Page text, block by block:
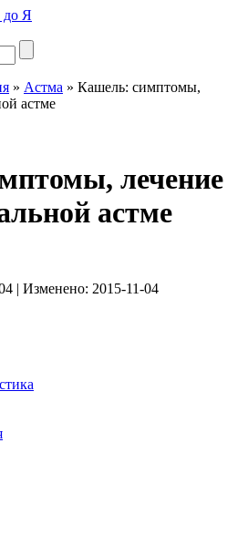
до Я
» Астма » Кашель: симптомы,
астме
лечение
астме
| Изменено: 2015-11-04